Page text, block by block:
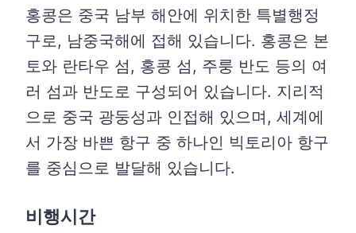
홍콩은 중국 남부 해안에 위치한 특별행정
구로, 남중국해에 접해 있습니다. 홍콩은 본
토와 란타우 섬, 홍콩 섬, 주룽 반도 등의 여
러 섬과 반도로 구성되어 있습니다. 지리적
으로 중국 광둥성과 인접해 있으며, 세계에
서 가장 바쁜 항구 중 하나인 빅토리아 항구
를 중심으로 발달해 있습니다.
비행시간